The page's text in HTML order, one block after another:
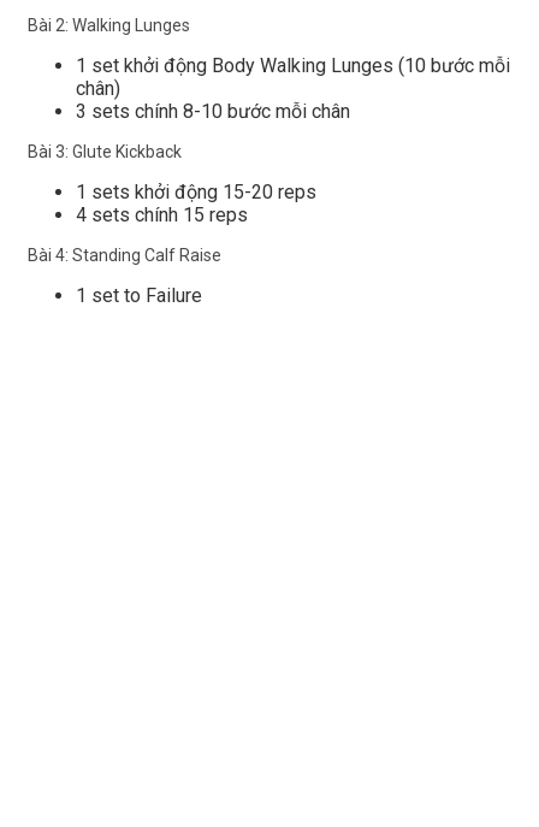
Bài 2: Walking Lunges
1 set khởi động Body Walking Lunges (10 bước mỗi
chân)
3 sets chính 8-10 bước mỗi chân
Bài 3: Glute Kickback
1 sets khởi động 15-20 reps
4 sets chính 15 reps
Bài 4: Standing Calf Raise
1 set to Failure